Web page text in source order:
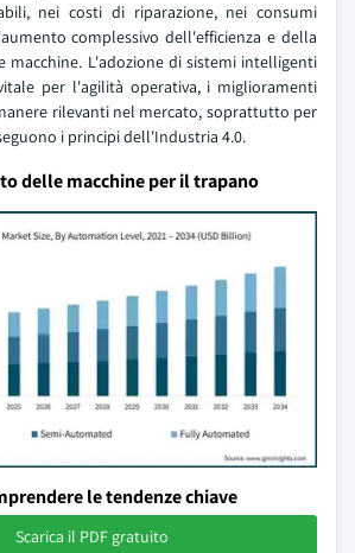
nei costi di riparazione, nei consumi
complessivo dell'efficienza e della
macchine. L'adozione di sistemi intelligenti
per l'agilità operativa, i miglioramenti
rilevanti nel mercato, soprattutto per
i principi dell'Industria 4.0.
delle macchine per il trapano
le tendenze chiave
Scarica il PDF gratuito